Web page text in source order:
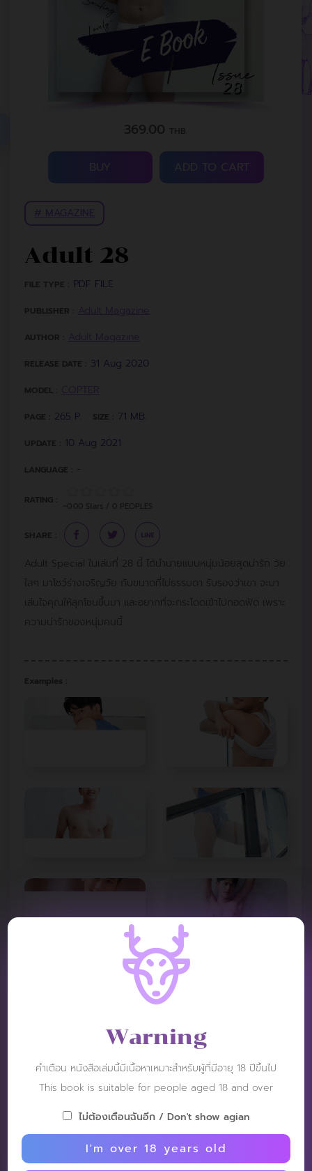
369.00 THB.
ADD TO CART
Adult 28
FILE TYPE : PDF FILE
PUBLISHER :
AUTHOR :
RELEASE DATE : 31 Aug 2020
MODEL :
PAGE : 265 P. SIZE : 71 MB.
UPDATE : 10 Aug 2021
LANGUAGE : -
RATING :
~0.00 Stars / 0 PEOPLES
SHARE :
Adult Special ในเล่มที่ 28 นี้ ได้นำนายแบบหนุ่มน้อยสุดน่ารัก วัย
ใสๆ มาโชว์ร่างเจริญวัย กับขนาดที่ไม่ธรรมดา รับรองว่าเขา จะมา
เล่นใจคุณให้ลุกโชนขึ้นมา และอยากที่จะกระโดดเข้าไปกอดฟัด เพราะ
ความน่ารักของหนุ่มคนนี้
Examples :
Warning
คำเตือน หนังสือเล่มนี้มีเนื้อหาเหมาะสำหรับผู้ที่มีอายุ 18 ปีขึ้นไป
This book is suitable for people aged 18 and over
ไม่ต้องเตือนฉันอีก / Don't show agian
I'm over 18 years old